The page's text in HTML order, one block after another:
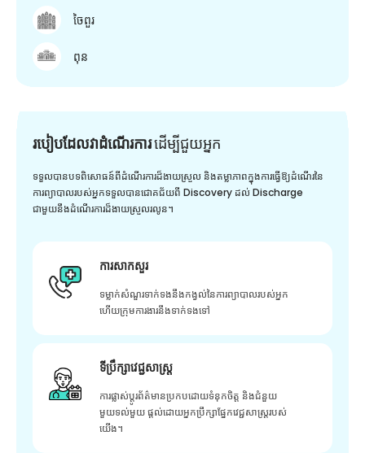
ចៃពួរ
ពុន
របៀបដែលវាដំណើរការដើម្បី​ជួយ​អ្នក
ទទួលបានបទពិសោធន៍ពីដំណើរការដ៏ងាយស្រួល និងតម្លាភាពក្នុងការធ្វើឱ្យដំណើរនៃ
ការព្យាបាលរបស់អ្នកទទួលបានជោគជ័យពី Discovery ដល់ Discharge
ជាមួយនឹងដំណើរការដ៏ងាយស្រួលរលូន។
ការសាកសួរ
ទម្លាក់សំណួរទាក់ទងនឹងកង្វល់នៃការព្យាបាលរបស់អ្នក
ហើយក្រុមការងារនឹងទាក់ទងទៅ
ទីប្រឹក្សាវេជ្ជសាស្ត្រ
ការផ្លាស់ប្តូរព័ត៌មានប្រកបដោយទំនុកចិត្ត និងជំនួយ
មួយទល់មួយ ផ្តល់ដោយអ្នកប្រឹក្សាផ្នែកវេជ្ជសាស្រ្តរបស់
យើង។